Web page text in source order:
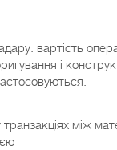
вартість
і
транзакціях між